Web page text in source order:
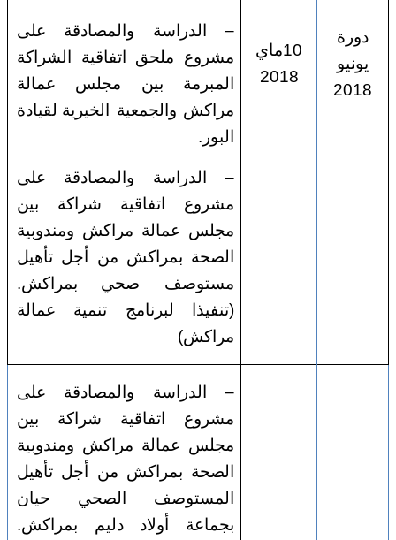
دورة
يونيو
2018
10ماي
2018
– الدراسة والمصادقة على
مشروع ملحق اتفاقية الشراكة
المبرمة بين مجلس عمالة
مراكش والجمعية الخيرية لقيادة
البور.
– الدراسة والمصادقة على
مشروع اتفاقية شراكة بين
مجلس عمالة مراكش ومندوبية
الصحة بمراكش من أجل تأهيل
مستوصف صحي
بمراكش.
(تنفيذا لبرنامج تنمية عمالة
مراكش)
– الدراسة والمصادقة على
مشروع اتفاقية شراكة بين
مجلس عمالة مراكش ومندوبية
الصحة بمراكش من أجل تأهيل
المستوصف الصحي حيان
بجماعة أولاد دليم بمراكش.